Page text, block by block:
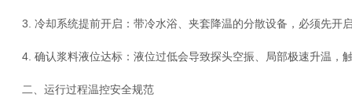
3. 冷却系统提前开启：带冷水浴、夹套降温的分散设备，必须先开
4. 确认浆料液位达标：液位过低会导致探头空振、局部极速升温，
二、运行过程温控安全规范